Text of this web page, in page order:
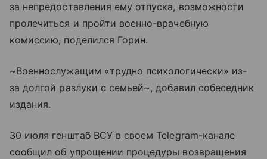
за непредоставления ему отпуска, возможности
пролечиться и пройти военно-врачебную
комиссию, поделился Горин.
~Военнослужащим «трудно психологически» из-
за долгой разлуки с семьей~, добавил собеседник
издания.
30 июля генштаб ВСУ в своем Telegram-канале
сообщил об упрощении процедуры возвращения